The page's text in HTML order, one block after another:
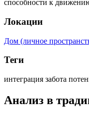
способности к
Локации
Дом (личное
Теги
интеграция забота
Анализ в